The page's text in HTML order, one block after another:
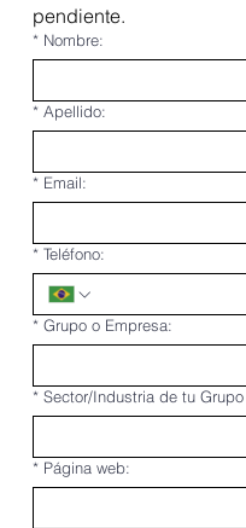
pendiente.
* Nombre:
* Apellido:
* Email:
* Teléfono:
* Grupo o Empresa:
* Sector/Industria de tu
* Página web: